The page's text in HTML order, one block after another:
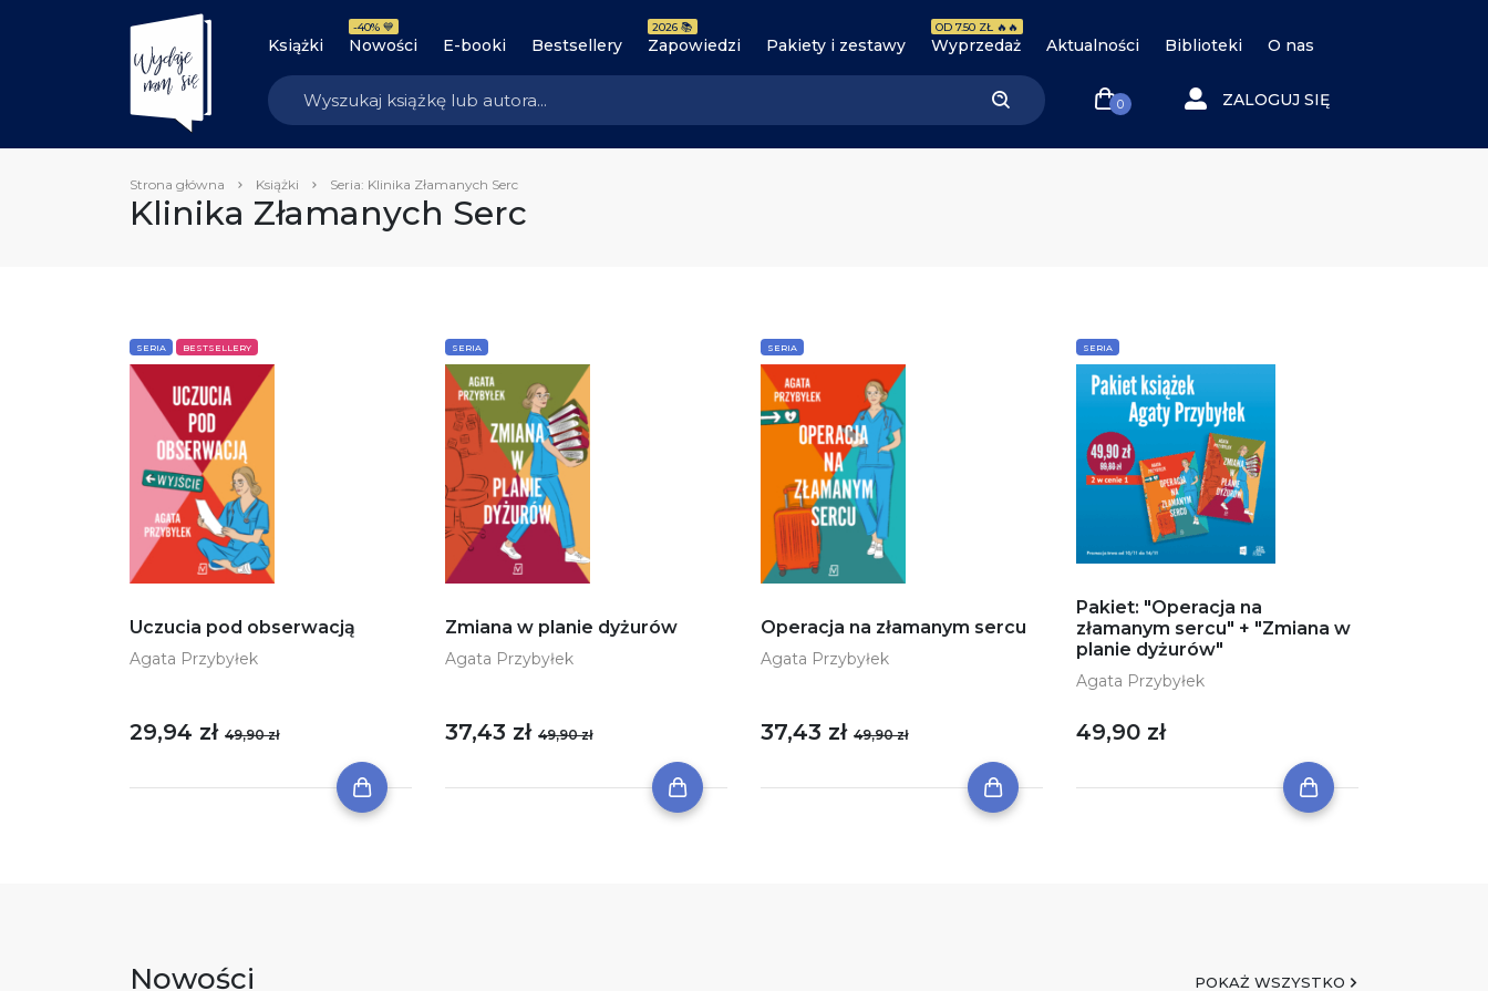
Książki Nowości
-40% 💙
E-booki Bestsellery Zapowiedzi
2026 📚
Pakiety i zestawy Wyprzedaż
OD 7.50 ZŁ 🔥🔥
Aktualności Biblioteki O nas
0 ZALOGUJ SIĘ
Strona główna Książki Seria: Klinika Złamanych Serc
Klinika Złamanych Serc
SERIA BESTSELLERY
Uczucia pod obserwacją
Agata Przybyłek
29,94 zł 49,90 zł
SERIA
Zmiana w planie dyżurów
Agata Przybyłek
37,43 zł 49,90 zł
SERIA
Operacja na złamanym sercu
Agata Przybyłek
37,43 zł 49,90 zł
SERIA
Pakiet: "Operacja na
złamanym sercu" + "Zmiana w
planie dyżurów"
Agata Przybyłek
49,90 zł
Nowości POKAŻ WSZYSTKO